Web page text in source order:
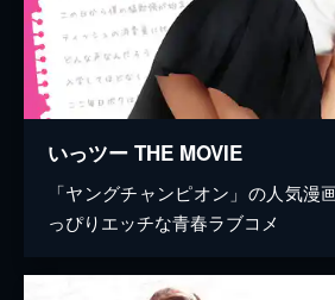
いっツー THE MOVIE
「ヤングチャンピオン」の人気漫
っぴりエッチな青春ラブコメ